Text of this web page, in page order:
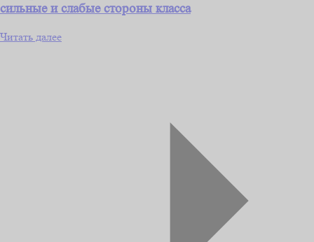
сильные и слабые стороны класса
Читать далее